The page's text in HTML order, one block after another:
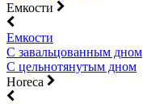
Емкости
Емкости
С завальцованным дном
С цельнотянутым дном
Horeca